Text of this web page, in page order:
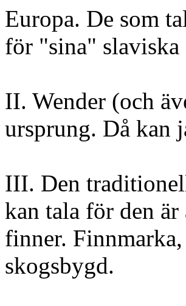
Europa. De som
för "sina" slaviska
II. Wender (och
ursprung. Då kan
III. Den
kan tala för den
finner.
skogsbygd.